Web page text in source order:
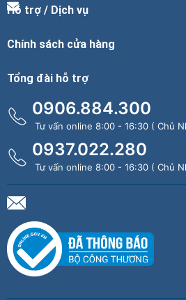
Hỗ trợ / Dịch vụ
Chính sách cửa hàng
Tổng đài hỗ trợ
0906.884.300
Tư vấn online 8:00 - 16:30 ( Chủ
0937.022.280
Tư vấn online 8:00 - 16:30 ( Chủ